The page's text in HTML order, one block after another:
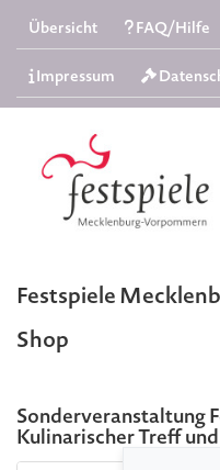
Übersicht FAQ/Hilfe
Impressum
Festspiele
Shop
Sonderveranstaltung
Kulinarischer Treff